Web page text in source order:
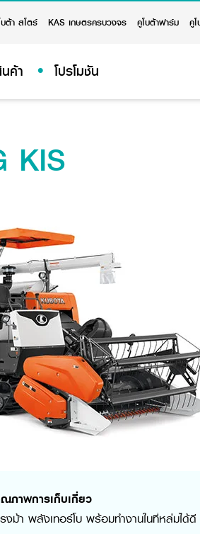
ต้า สโตร์ KAS เกษตรครบวงจร คูโบต้าฟาร์ม คู
ค้า โปรโมชัน
KIS
ภาพการเก็บเกี่ยว
งม้า พลังเทอร์โบ พร้อมทำงานในที่หล่มได้